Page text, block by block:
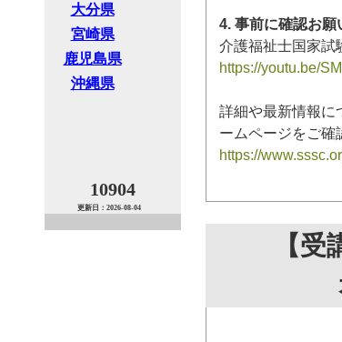
4. 事前に確認お願
介護福祉士国家
https://youtu.be/
詳細や最新情報に
ームページをご確
https://
【
大分県
宮崎県
鹿児島県
沖縄県
10904
更新日：2026-08-04